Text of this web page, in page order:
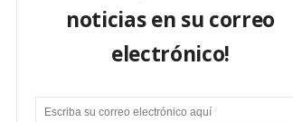
noticias en su correo
electrónico!